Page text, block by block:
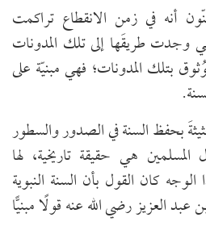
أنه في زمن الانقطاع تراكمت
وجدت طريقَها إلى تلك المدونات
بتلك المدونات؛ فهي مبنيّة على
بحفظ السنة في الصدور والسطور
هي حقيقة تاريخية، لها
كان القول بأن السنة النبوية
العزيز رضي الله عنه قولًا مبنيًّا